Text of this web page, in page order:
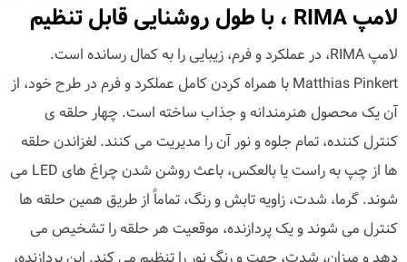
لامپ RIMA ، با طول روشنایی قابل تنظیم
لامپ RIMA، در عملکرد و فرم، زیبایی را به کمال رسانده است.
Matthias Pinkert با همراه کردن کامل عملکرد و فرم در طرح خود، از
آن یک محصول هنرمندانه و جذاب ساخته است. چهار حلقه ی
کنترل کننده، تمام جلوه و نور آن را مدیریت می کنند. لغزاندن حلقه
ها از چپ به راست یا بالعکس، باعث روشن شدن چراغ های LED می
شوند. گرما، شدت، زاویه تابش و رنگ، تماماً از طریق همین حلقه ها
کنترل می شوند و یک پردازنده، موقعیت هر حلقه را تشخیص می